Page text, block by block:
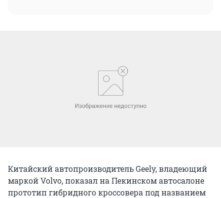
Китайский автопроизводитель Geely, владеющий
маркой Volvo, показал на Пекинском автосалоне
прототип гибридного кроссовера под названием